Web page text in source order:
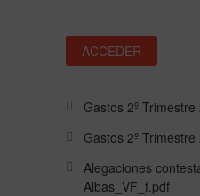
Gastos 2º Trimestre
Gastos 2º Trimestre
Alegaciones
Albas_VF_f.pdf